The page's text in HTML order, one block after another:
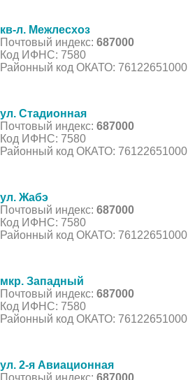
кв-л. Межлесхоз
Почтовый индекс: 687000
Код ИФНС: 7580
Районный код ОКАТО: 76122651000
ул. Стадионная
Почтовый индекс: 687000
Код ИФНС: 7580
Районный код ОКАТО: 76122651000
ул. Жабэ
Почтовый индекс: 687000
Код ИФНС: 7580
Районный код ОКАТО: 76122651000
мкр. Западный
Почтовый индекс: 687000
Код ИФНС: 7580
Районный код ОКАТО: 76122651000
ул. 2-я Авиационная
Почтовый индекс: 687000